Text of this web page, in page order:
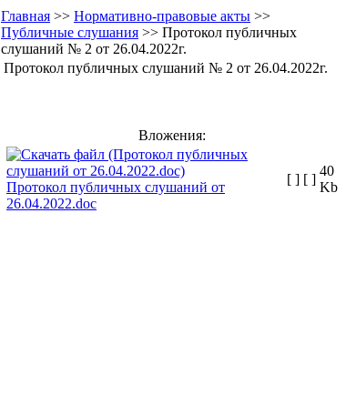
Главная >> Нормативно-правовые акты >>
Публичные слушания >> Протокол публичных
слушаний № 2 от 26.04.2022г.
Протокол публичных слушаний № 2 от 26.04.2022г.
Вложения:
Протокол публичных слушаний от
26.04.2022.doc
[ ] [ ]
40
Kb